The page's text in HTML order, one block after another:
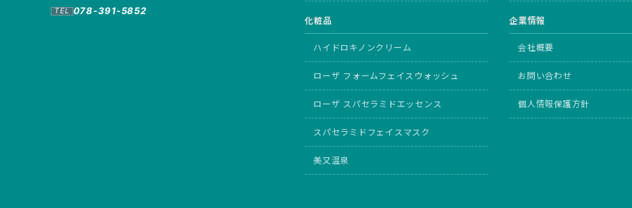
078-391-5852
化粧品
ハイドロキノンクリーム
ローザ フォームフェイスウォッシュ
ローザ スパセラミドエッセンス
スパセラミドフェイスマスク
美又温泉
企業情報
会社概要
お問い合わせ
個人情報保護方針